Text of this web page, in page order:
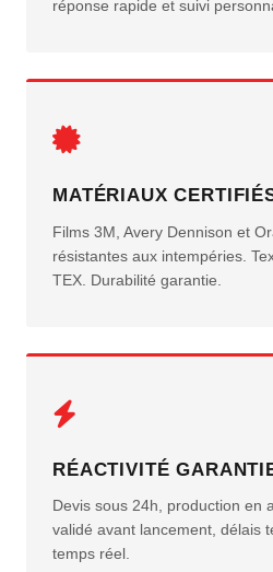
réponse rapide et suivi
MATÉRIAUX
Films 3M, Avery Dennison et
résistantes aux intempéries.
TEX. Durabilité garantie.
RÉACTIVITÉ
Devis sous 24h, production en
validé avant lancement, délais
temps réel.